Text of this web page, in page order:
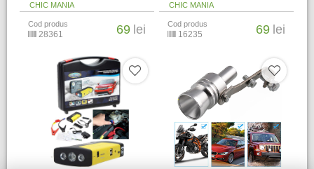
CHIC MANIA
Cod produs
28361 69 lei
CHIC MANIA
Cod produs
16235 69 lei